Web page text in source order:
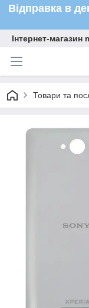
Відправка в
Інтернет-
Товари та